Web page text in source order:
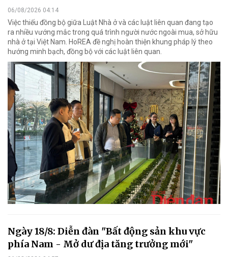
06/08/2026 04:14
Việc thiếu đồng bộ giữa Luật Nhà ở và các luật liên quan đang tạo
ra nhiều vướng mắc trong quá trình người nước ngoài mua, sở hữu
nhà ở tại Việt Nam. HoREA đề nghị hoàn thiện khung pháp lý theo
hướng minh bạch, đồng bộ với các luật liên quan.
Ngày 18/8: Diễn đàn "Bất động sản khu vực
phía Nam - Mở dư địa tăng trưởng mới"